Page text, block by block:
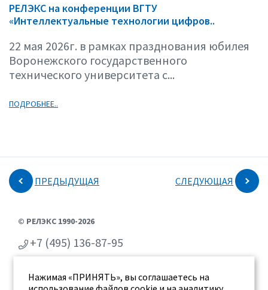
РЕЛЭКС на конференции ВГТУ
«Интеллектуальные технологии цифров..
22 мая 2026г. в рамках празднования юбилея
Воронежского государственного
технического университета с...
ПОДРОБНЕЕ..
ПРЕДЫДУЩАЯ СЛЕДУЮЩАЯ
Нажимая «ПРИНЯТЬ», вы соглашаетесь на
© РЕЛЭКС 1990-2026
+7 (495) 136-87-95
г. Воронеж, ул. Бахметьева 2Б